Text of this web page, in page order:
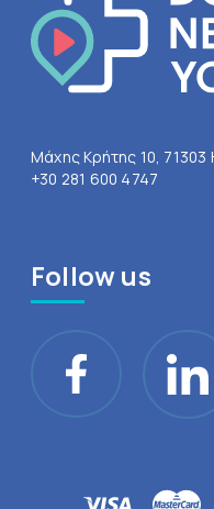
Μάχης Κρήτης 10, 71303
+30 281 600 4747
Follow us